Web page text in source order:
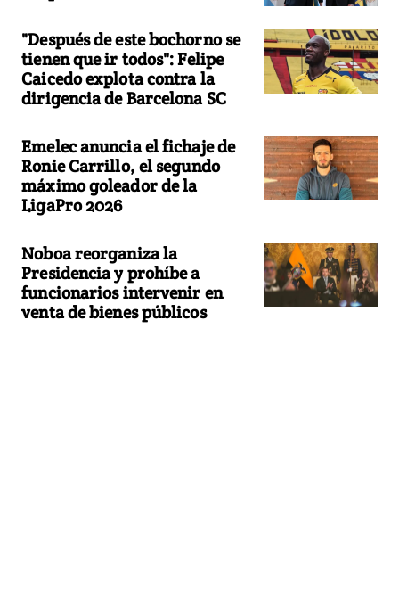
"Después de este bochorno se
tienen que ir todos": Felipe
Caicedo explota contra la
dirigencia de Barcelona SC
Emelec anuncia el fichaje de
Ronie Carrillo, el segundo
máximo goleador de la
LigaPro 2026
Noboa reorganiza la
Presidencia y prohíbe a
funcionarios intervenir en
venta de bienes públicos